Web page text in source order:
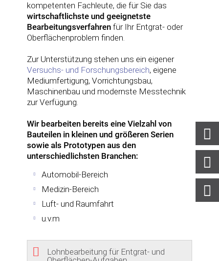
kompetenten Fachleute, die für Sie das
wirtschaftlichste und geeignetste
Bearbeitungsverfahren für Ihr Entgrat- oder
Oberflächenproblem finden.
Zur Unterstützung stehen uns ein eigener
Versuchs- und Forschungsbereich, eigene
Mediumfertigung, Vorrichtungsbau,
Maschinenbau und modernste Messtechnik
zur Verfügung.
Wir bearbeiten bereits eine Vielzahl von
Bauteilen in kleinen und größeren Serien
sowie als Prototypen aus den
unterschiedlichsten Branchen:
Automobil-Bereich
Medizin-Bereich
Luft- und Raumfahrt
u.v.m
Lohnbearbeitung für Entgrat- und